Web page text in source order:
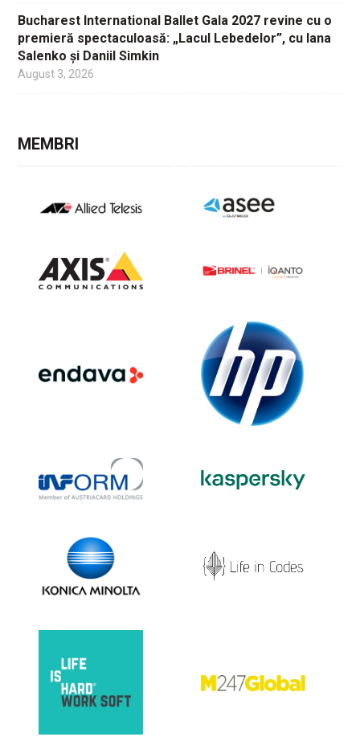
Bucharest International Ballet Gala 2027 revine cu o
premieră spectaculoasă: „Lacul Lebedelor”, cu Iana
Salenko și Daniil Simkin
August 3, 2026
MEMBRI